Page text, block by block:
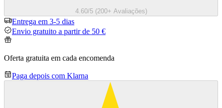
4.60/5 (200+ Avaliações)
Entrega em 3-5 dias
Envio gratuito a partir de 50 €
Oferta gratuita em cada encomenda
Paga depois com Klarna